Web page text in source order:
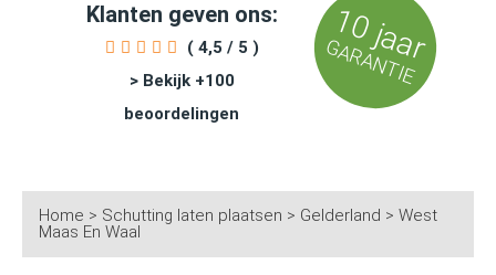
Klanten geven ons:
( 4,5 / 5 )
> Bekijk +100
beoordelingen
10 jaar
GARANTIE
Home > Schutting laten plaatsen > Gelderland > West
Maas En Waal